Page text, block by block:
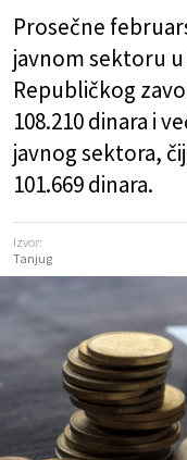
Prosečne
javnom sektoru
Republičkog
108.210 dinara i
javnog sektora,
101.669 dinara.
Izvor:
Tanjug